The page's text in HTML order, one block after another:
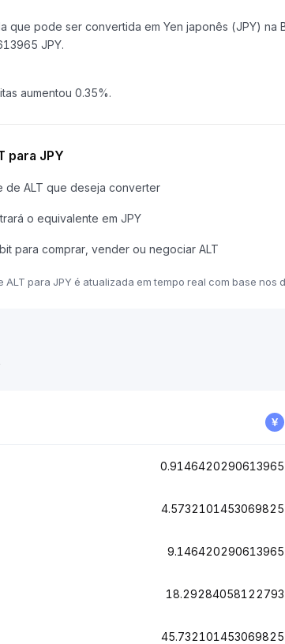
que pode ser convertida em Yen japonês (JPY) na
JPY.
aumentou 0.35%.
para JPY
de ALT que deseja converter
o equivalente em JPY
para comprar, vender ou negociar ALT
ALT para JPY é atualizada em tempo real com base nos
0.9146420290613965
4.5732101453069825
9.146420290613965
18.29284058122793
45.732101453069825